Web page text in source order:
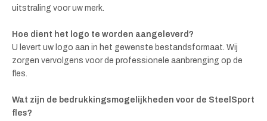
uitstraling voor uw merk.
Hoe dient het logo te worden aangeleverd?
U levert uw logo aan in het gewenste bestandsformaat. Wij
zorgen vervolgens voor de professionele aanbrenging op de
fles.
Wat zijn de bedrukkingsmogelijkheden voor de SteelSport
fles?